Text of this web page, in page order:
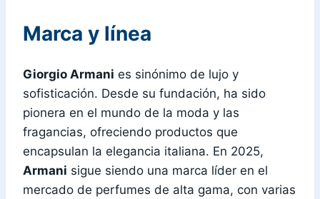
Marca y línea
Giorgio Armani es sinónimo de lujo y
sofisticación. Desde su fundación, ha sido
pionera en el mundo de la moda y las
fragancias, ofreciendo productos que
encapsulan la elegancia italiana. En 2025,
Armani sigue siendo una marca líder en el
mercado de perfumes de alta gama, con varias